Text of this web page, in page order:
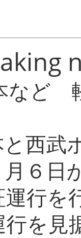
など
西武
６日
行を
を見